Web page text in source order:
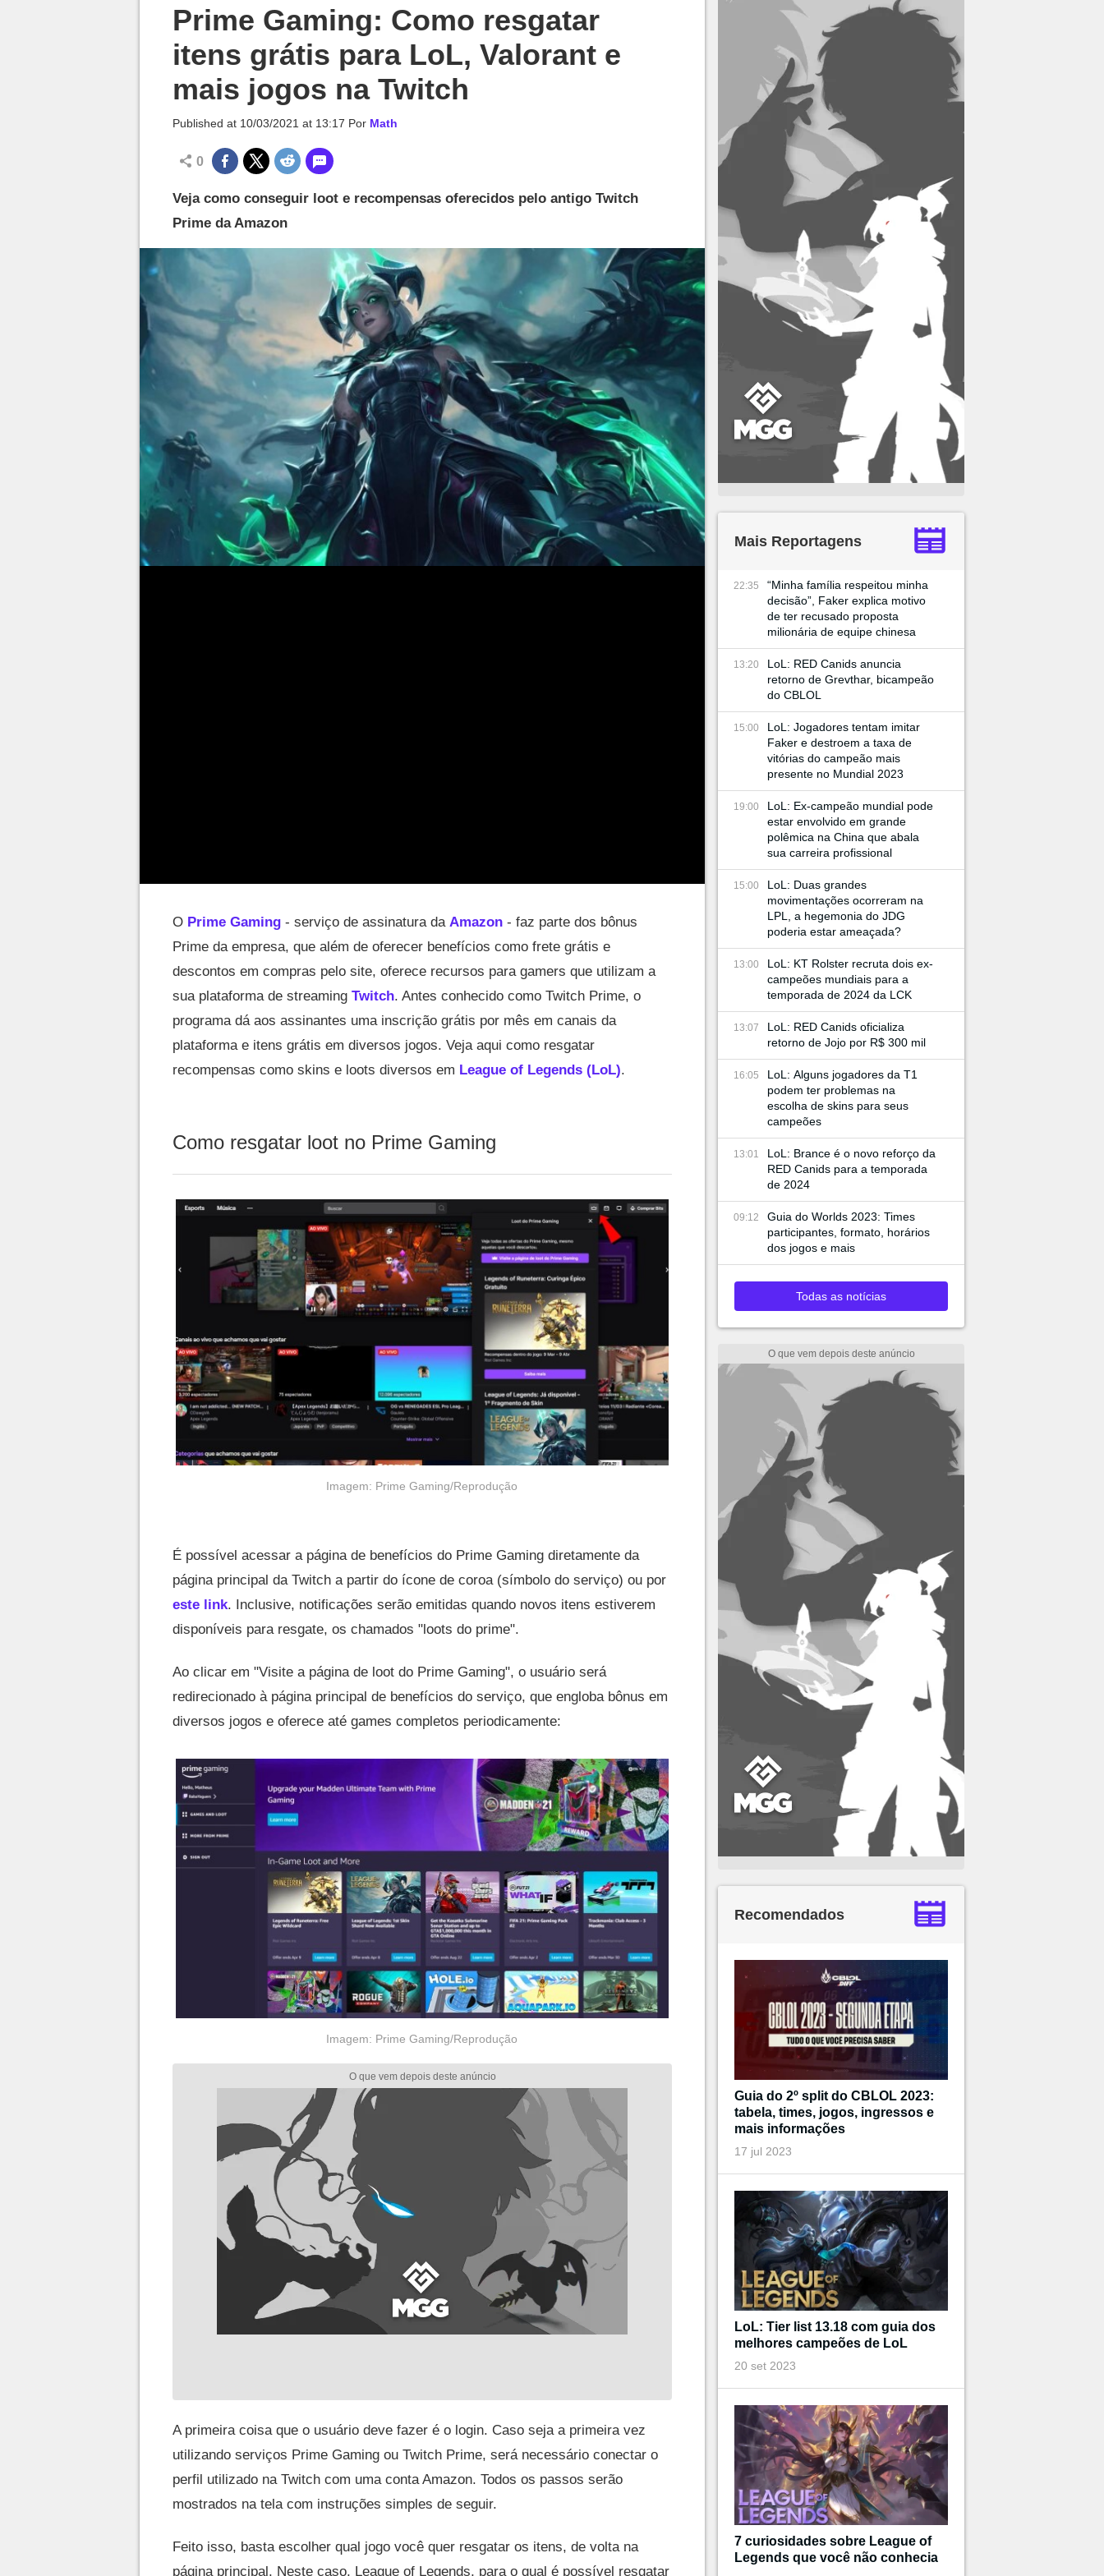
Prime Gaming: Como resgatar
itens grátis para LoL, Valorant e
mais jogos na Twitch
Published at 10/03/2021 at 13:17 Por Math
0
Veja como conseguir loot e recompensas oferecidos pelo antigo Twitch
Prime da Amazon
O Prime Gaming - serviço de assinatura da Amazon - faz parte dos bônus
Prime da empresa, que além de oferecer benefícios como frete grátis e
descontos em compras pelo site, oferece recursos para gamers que utilizam a
sua plataforma de streaming Twitch. Antes conhecido como Twitch Prime, o
programa dá aos assinantes uma inscrição grátis por mês em canais da
plataforma e itens grátis em diversos jogos. Veja aqui como resgatar
recompensas como skins e loots diversos em League of Legends (LoL).
Como resgatar loot no Prime Gaming
Imagem: Prime Gaming/Reprodução
É possível acessar a página de benefícios do Prime Gaming diretamente da
página principal da Twitch a partir do ícone de coroa (símbolo do serviço) ou por
este link. Inclusive, notificações serão emitidas quando novos itens estiverem
disponíveis para resgate, os chamados "loots do prime".
Ao clicar em "Visite a página de loot do Prime Gaming", o usuário será
redirecionado à página principal de benefícios do serviço, que engloba bônus em
diversos jogos e oferece até games completos periodicamente:
Imagem: Prime Gaming/Reprodução
A primeira coisa que o usuário deve fazer é o login. Caso seja a primeira vez
utilizando serviços Prime Gaming ou Twitch Prime, será necessário conectar o
perfil utilizado na Twitch com uma conta Amazon. Todos os passos serão
mostrados na tela com instruções simples de seguir.
Feito isso, basta escolher qual jogo você quer resgatar os itens, de volta na
página principal. Neste caso, League of Legends, para o qual é possível resgatar
Mais Reportagens
22:35
“Minha família respeitou minha
decisão”, Faker explica motivo
de ter recusado proposta
milionária de equipe chinesa
13:20
LoL: RED Canids anuncia
retorno de Grevthar, bicampeão
do CBLOL
15:00
LoL: Jogadores tentam imitar
Faker e destroem a taxa de
vitórias do campeão mais
presente no Mundial 2023
19:00
LoL: Ex-campeão mundial pode
estar envolvido em grande
polêmica na China que abala
sua carreira profissional
15:00
LoL: Duas grandes
movimentações ocorreram na
LPL, a hegemonia do JDG
poderia estar ameaçada?
13:00
LoL: KT Rolster recruta dois ex-
campeões mundiais para a
temporada de 2024 da LCK
13:07
LoL: RED Canids oficializa
retorno de Jojo por R$ 300 mil
16:05
LoL: Alguns jogadores da T1
podem ter problemas na
escolha de skins para seus
campeões
13:01
LoL: Brance é o novo reforço da
RED Canids para a temporada
de 2024
09:12
Guia do Worlds 2023: Times
participantes, formato, horários
dos jogos e mais
Todas as notícias
Recomendados
Guia do 2º split do CBLOL 2023:
tabela, times, jogos, ingressos e
mais informações
17 jul 2023
LoL: Tier list 13.18 com guia dos
melhores campeões de LoL
20 set 2023
7 curiosidades sobre League of
Legends que você não conhecia